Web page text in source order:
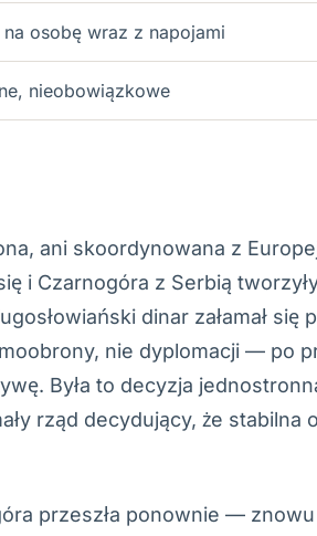
na osobę wraz z napojami
nieobowiązkowe
ani skoordynowana z
i Czarnogóra z Serbią
dinar załamał się
nie dyplomacji — po
Była to decyzja
rząd decydujący, że stabilna
przeszła ponownie — znowu